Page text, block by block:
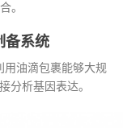
。
备系统
油滴包裹能够大规
分析基因表达。